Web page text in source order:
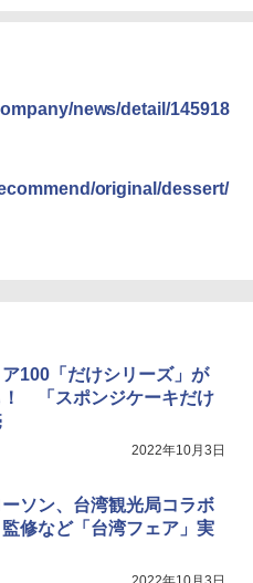
news/detail/145918
original/dessert/
100「だけシリーズ」が
！ 「スポンジケーキだけ
2022年10月3日
ソン、台湾観光局コラボ
修など「台湾フェア」実